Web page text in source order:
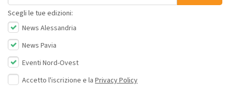
Scegli le tue edizioni:
News Alessandria
News Pavia
Eventi Nord-Ovest
Accetto l'iscrizione e la Privacy Policy